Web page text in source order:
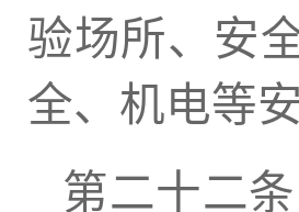
验场所、安
全、机电等
第二十二